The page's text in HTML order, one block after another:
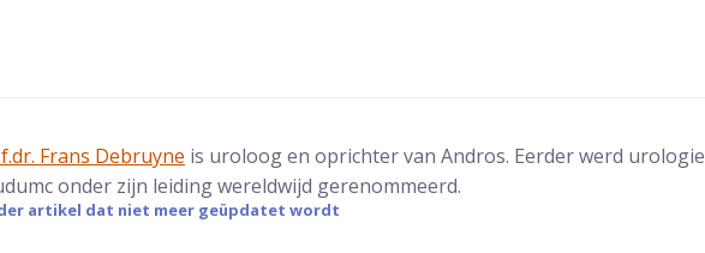
Frans Debruyne is uroloog en oprichter van Andros. Eerder werd urologie
onder zijn leiding wereldwijd gerenommeerd.
artikel dat niet meer geüpdatet wordt